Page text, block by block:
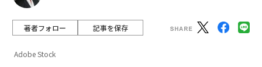
著者フォロー 記事を保存
Adobe Stock